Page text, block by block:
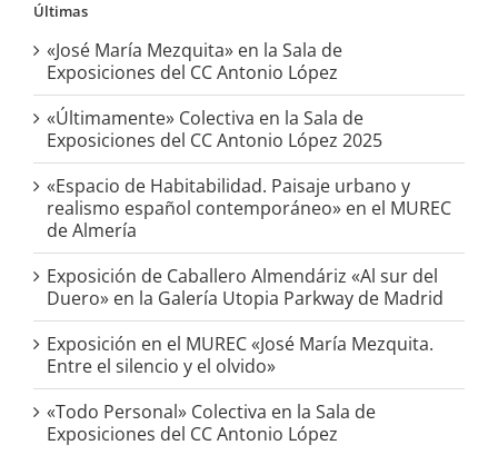
Últimas
«José María Mezquita» en la Sala de
Exposiciones del CC Antonio López
«Últimamente» Colectiva en la Sala de
Exposiciones del CC Antonio López 2025
«Espacio de Habitabilidad. Paisaje urbano y
realismo español contemporáneo» en el MUREC
de Almería
Exposición de Caballero Almendáriz «Al sur del
Duero» en la Galería Utopia Parkway de Madrid
Exposición en el MUREC «José María Mezquita.
Entre el silencio y el olvido»
«Todo Personal» Colectiva en la Sala de
Exposiciones del CC Antonio López